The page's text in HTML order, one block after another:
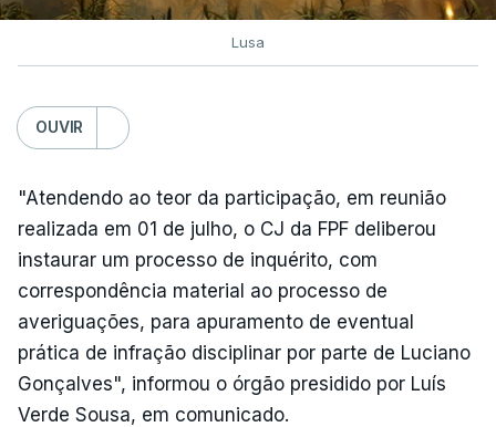
Lusa
OUVIR
"Atendendo ao teor da participação, em reunião
realizada em 01 de julho, o CJ da FPF deliberou
instaurar um processo de inquérito, com
correspondência material ao processo de
averiguações, para apuramento de eventual
prática de infração disciplinar por parte de Luciano
Gonçalves", informou o órgão presidido por Luís
Verde Sousa, em comunicado.